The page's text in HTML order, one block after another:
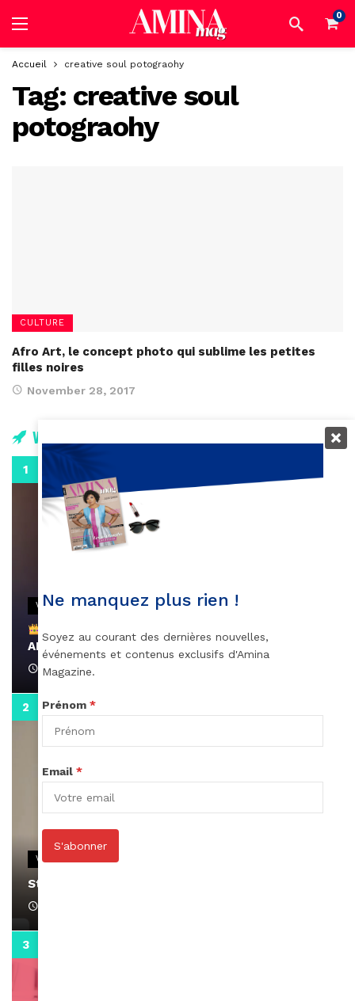
0
Accueil creative soul potograohy
Tag: creative soul
potograohy
CULTURE
Afro Art, le concept photo qui sublime les petites
filles noires
November 28, 2017
Vidéos
VIDEOS
Remerciements à Ayden pour son message sur
AMINA, le Magazine de la Femme
April 1, 2022
VIDEOS
Stacy passe un message
Ne manquez plus rien !
Soyez au courant des dernières nouvelles,
événements et contenus exclusifs d'Amina
Magazine.
Prénom *
Email *
S'abonner